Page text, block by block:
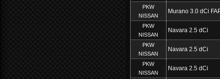
PKW
NISSAN
Murano 3.0 dCi
PKW
NISSAN
Navara 2.5 dCi
PKW
NISSAN
Navara 2.5 dCi
PKW
NISSAN
Navara 2.5 dCi